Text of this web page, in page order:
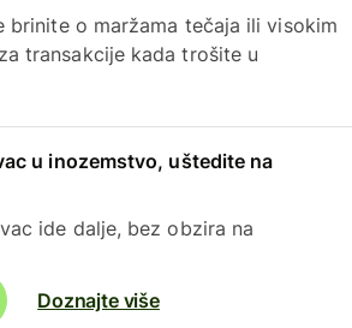
brinite o maržama tečaja ili visokim
transakcije kada trošite u
u inozemstvo, uštedite na
ide dalje, bez obzira na
Doznajte više